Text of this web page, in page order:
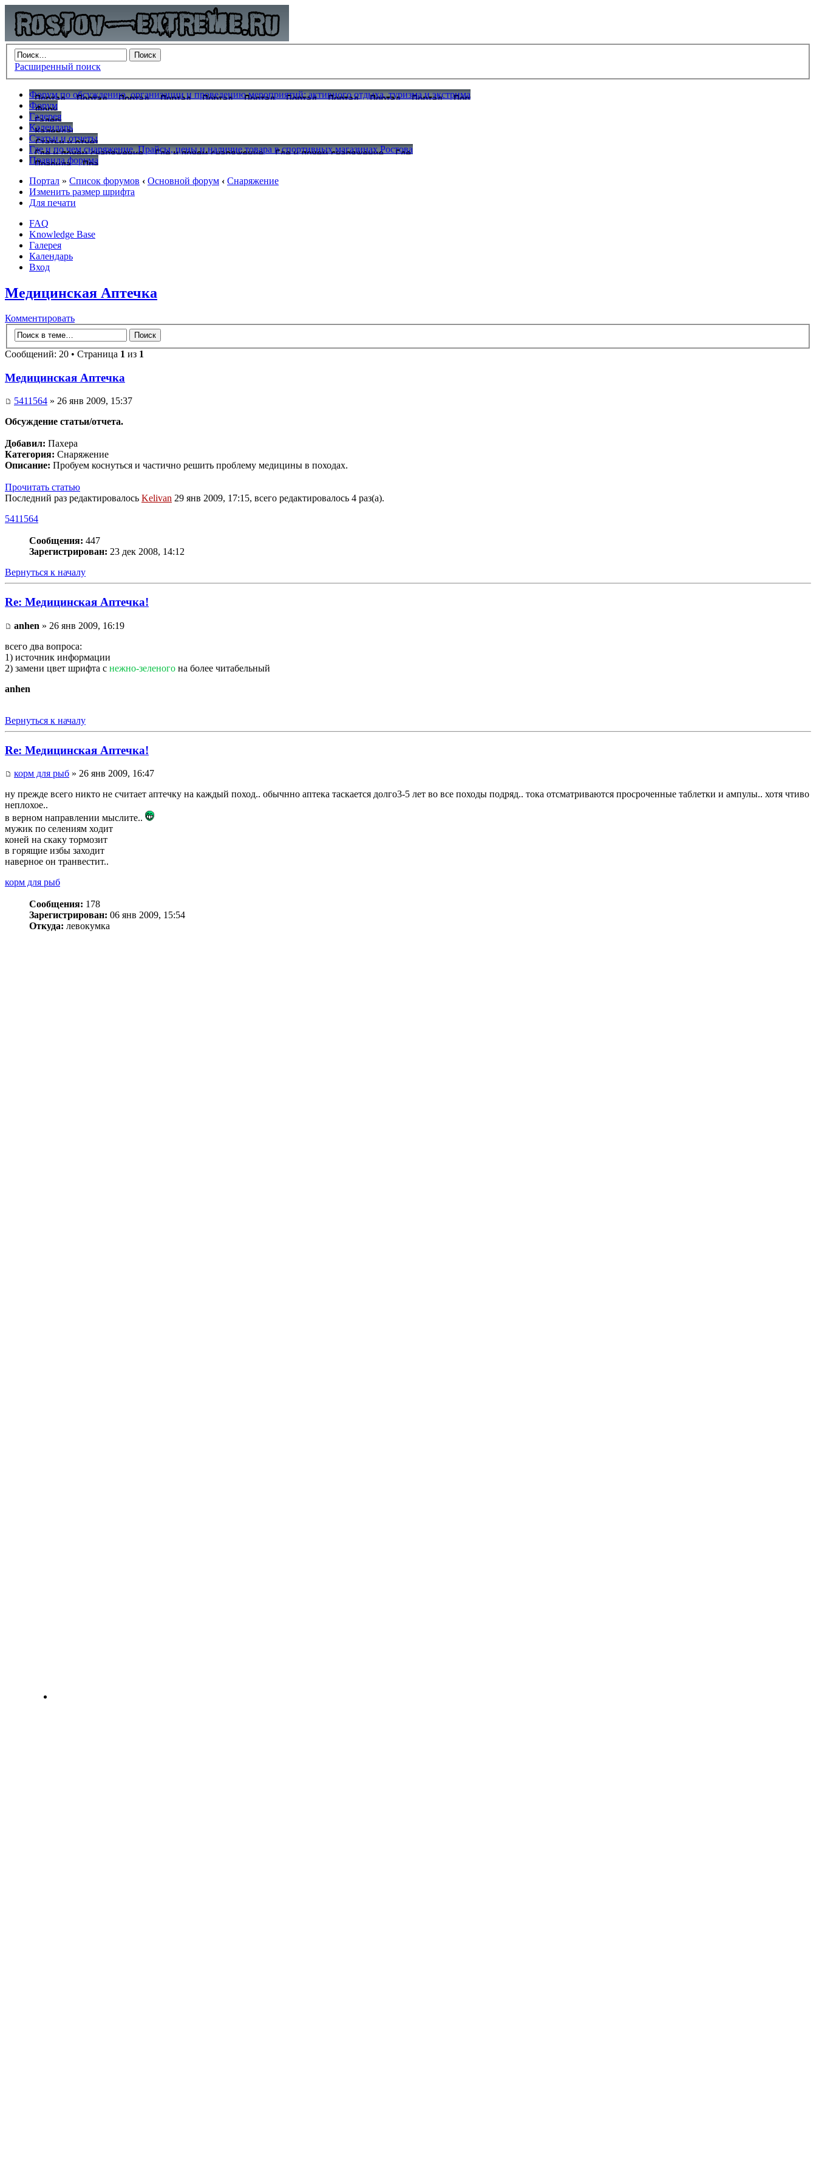
Расширенный поиск
Форум по обсуждению, организации и проведению мероприятий: активного отдыха, туризма и экстрима
Форум
Галерея
Календарь
Статьи и отчеты
Где и по чем снаряжение. Прайсы, цены и наличие товара в спортивных магазинах Ростова
Правила форума
Портал » Список форумов ‹ Основной форум ‹ Снаряжение
Изменить размер шрифта
Для печати
FAQ
Knowledge Base
Галерея
Календарь
Вход
Медицинская Аптечка
Комментировать
Сообщений: 20 • Страница 1 из 1
Медицинская Аптечка
5411564 » 26 янв 2009, 15:37
Обсуждение статьи/отчета.
Добавил: Пахера
Категория: Снаряжение
Описание: Пробуем коснуться и частично решить проблему медицины в походах.
Прочитать статью
Последний раз редактировалось Kelivan 29 янв 2009, 17:15, всего редактировалось 4 раз(а).
5411564
Сообщения: 447
Зарегистрирован: 23 дек 2008, 14:12
Вернуться к началу
Re: Медицинская Аптечка!
anhen » 26 янв 2009, 16:19
всего два вопроса:
1) источник информации
2) замени цвет шрифта с нежно-зеленого на более читабельный
anhen
Вернуться к началу
Re: Медицинская Аптечка!
корм для рыб » 26 янв 2009, 16:47
ну прежде всего никто не считает аптечку на каждый поход.. обычнно аптека таскается долго3-5 лет во все походы подряд.. тока отсматриваются просроченные таблетки и ампулы.. хотя чтиво
неплохое..
в верном направлении мыслите..
мужик по селениям ходит
коней на скаку тормозит
в горящие избы заходит
наверное он транвестит..
корм для рыб
Сообщения: 178
Зарегистрирован: 06 янв 2009, 15:54
Откуда: левокумка